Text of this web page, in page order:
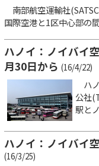
南部航空運輸社
国際空港と1区中心部の
ハノイ：ノイバイ
月30日から (16/4/22)
ハ
公社
駅と
ハノイ：ノイバイ
(16/3/25)